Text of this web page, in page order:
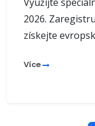
2026.
získejte
Více